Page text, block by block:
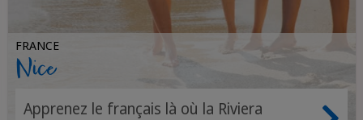
FRANCE
Nice
Apprenez le français là où la Riviera